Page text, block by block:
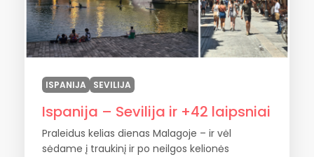
ISPANIJA SEVILIJA
Ispanija – Sevilija ir +42 laipsniai
Praleidus kelias dienas Malagoje – ir vėl
sėdame į traukinį ir po neilgos kelionės